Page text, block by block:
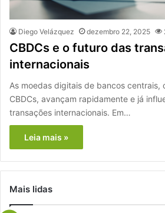
Diego Velázquez dezembro 22, 2025
CBDCs e o futuro das
internacionais
As moedas digitais de bancos centrais,
CBDCs, avançam rapidamente e já
transações internacionais. Em…
Leia mais »
Mais lidas